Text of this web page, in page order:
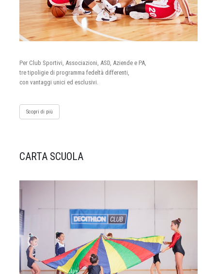
Per Club Sportivi, Associazioni, ASD, Aziende e PA,
tre tipoligie di programma fedeltà differenti,
con vantaggi unici ed esclusivi.
Scopri di più
CARTA SCUOLA